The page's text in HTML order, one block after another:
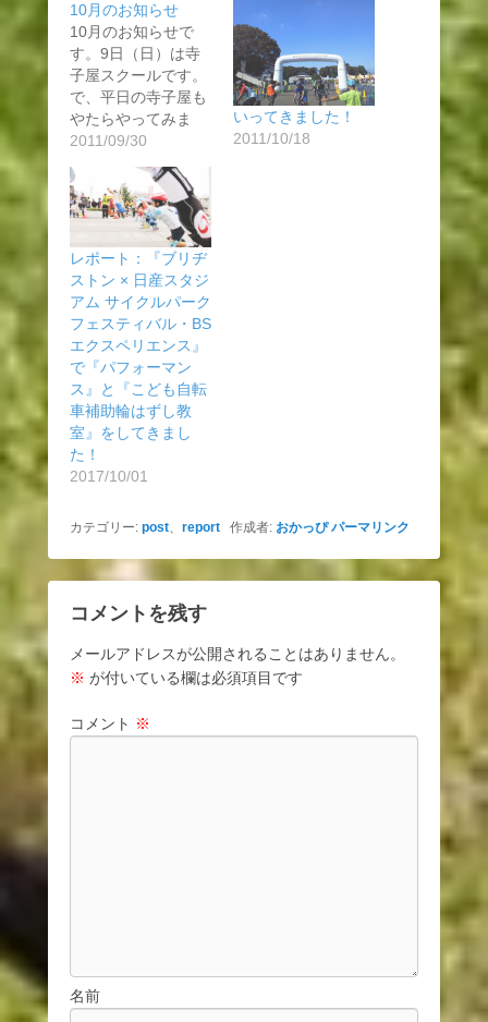
10月のお知らせ
10月のお知らせで
す。9日（日）は寺
子屋スクールです。
で、平日の寺子屋も
やたらやってみま
す。3日（月…
2011/09/30
いってきました！
2011/10/18
レポート：『ブリヂ
ストン × 日産スタジ
アム サイクルパーク
フェスティバル・BS
エクスペリエンス』
で『パフォーマン
ス』と『こども自転
車補助輪はずし教
室』をしてきまし
た！
2017/10/01
カテゴリー: post、 report 作成者: おかっぴ パーマリンク
コメントを残す
メールアドレスが公開されることはありません。
※ が付いている欄は必須項目です
コメント ※
名前